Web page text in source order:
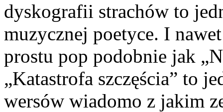
dyskografii strachów to
muzycznej poetyce. I
prostu pop podobnie jak
„Katastrofa szczęścia” to
wersów wiadomo z jakim